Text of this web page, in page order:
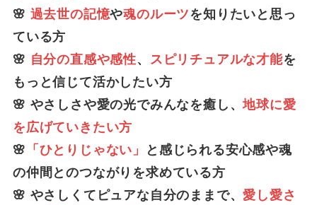
🌸 過去世の記憶や魂のルーツ を知りたいと思っ
ている方
🌸 自分の直感や感性、 スピリチュアルな才能を
もっと信じて活かしたい方
🌸 やさしさや愛の光でみんなを癒し、地球に愛
を広げていきたい方
🌸 「ひとりじゃない」
と感じられる安心感や魂
の仲間とのつながりを求めている方
🌸 やさしくてピュアな自分のままで、愛し愛さ